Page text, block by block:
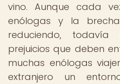
vino. Aunque cada
enólogas y la
reduciendo,
prejuicios que deben
muchas enólogas
extranjero un